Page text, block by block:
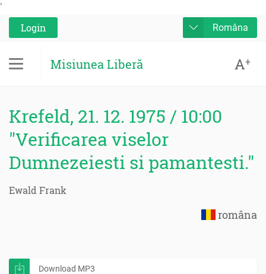
'
Login
Româna
Misiunea Liberă A+
Krefeld, 21. 12. 1975 / 10:00
"Verificarea viselor
Dumnezeiesti si pamantesti."
Ewald Frank
româna
Download MP3